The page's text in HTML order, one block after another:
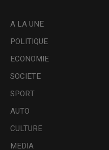
A LA UNE
POLITIQUE
ECONOMIE
SOCIETE
SPORT
AUTO
CULTURE
MEDIA